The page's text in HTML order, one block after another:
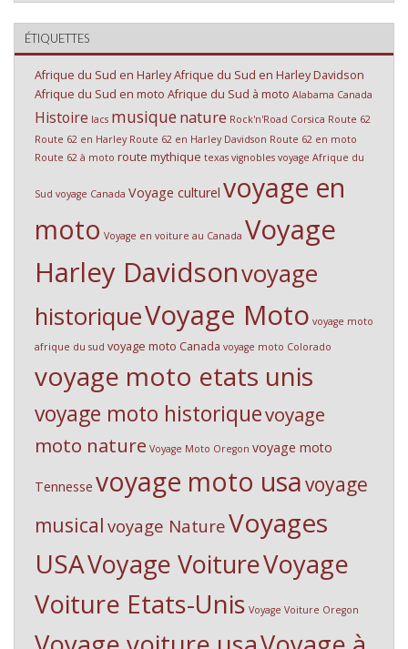
ÉTIQUETTES
Afrique du Sud en HarleyAfrique du Sud en Harley Davidson
Afrique du Sud en moto Afrique du Sud à moto Alabama Canada
Histoire lacs musiquenature Rock'n'Road Corsica Route 62
Route 62 en Harley Route 62 en Harley Davidson Route 62 en moto
Route 62 à moto route mythique texas vignobles voyage Afrique du
Sud voyage Canada Voyage culturel voyage en
moto Voyage en voiture au Canada Voyage
Harley Davidsonvoyage
historiqueVoyage Moto voyage moto
afrique du sud voyage moto Canada voyage moto Colorado
voyage moto etats unis
voyage moto historiquevoyage
moto nature Voyage Moto Oregon voyage moto
Tennesse voyage moto usavoyage
musical voyage NatureVoyages
USAVoyage VoitureVoyage
Voiture Etats-Unis Voyage Voiture Oregon